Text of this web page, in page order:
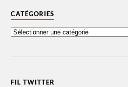
CATÉGORIES
FIL TWITTER